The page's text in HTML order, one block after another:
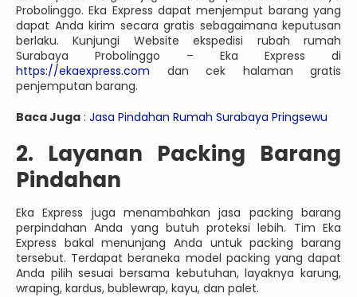
Probolinggo. Eka Express dapat menjemput barang yang
dapat Anda kirim secara gratis sebagaimana keputusan
berlaku. Kunjungi Website ekspedisi rubah rumah
Surabaya Probolinggo – Eka Express di
https://ekaexpress.com dan cek halaman gratis
penjemputan barang.
Baca Juga : Jasa Pindahan Rumah Surabaya Pringsewu
2. Layanan Packing Barang
Pindahan
Eka Express juga menambahkan jasa packing barang
perpindahan Anda yang butuh proteksi lebih. Tim Eka
Express bakal menunjang Anda untuk packing barang
tersebut. Terdapat beraneka model packing yang dapat
Anda pilih sesuai bersama kebutuhan, layaknya karung,
wraping, kardus, bublewrap, kayu, dan palet.